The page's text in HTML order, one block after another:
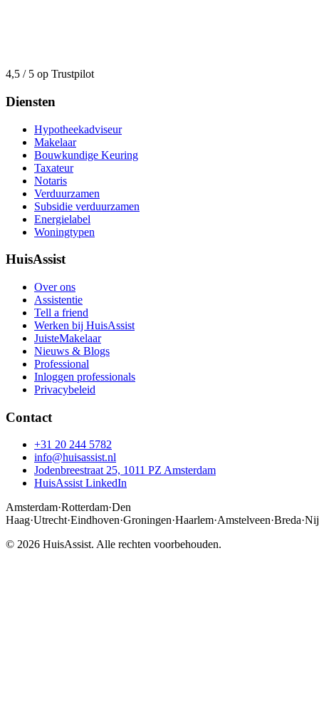
4,5 / 5 op Trustpilot
Diensten
Hypotheekadviseur
Makelaar
Bouwkundige Keuring
Taxateur
Notaris
Verduurzamen
Subsidie verduurzamen
Energielabel
Woningtypen
HuisAssist
Over ons
Assistentie
Tell a friend
Werken bij HuisAssist
JuisteMakelaar
Nieuws & Blogs
Professional
Inloggen professionals
Privacybeleid
Contact
+31 20 244 5782
info@huisassist.nl
Jodenbreestraat 25, 1011 PZ Amsterdam
HuisAssist LinkedIn
Amsterdam·Rotterdam·Den
Haag·Utrecht·Eindhoven·Groningen·Haarlem·Amstelveen·Breda·
© 2026 HuisAssist. Alle rechten voorbehouden.